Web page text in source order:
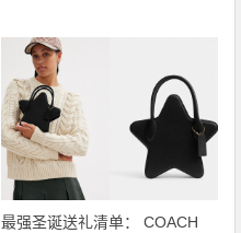
最强圣诞送礼清单： COACH